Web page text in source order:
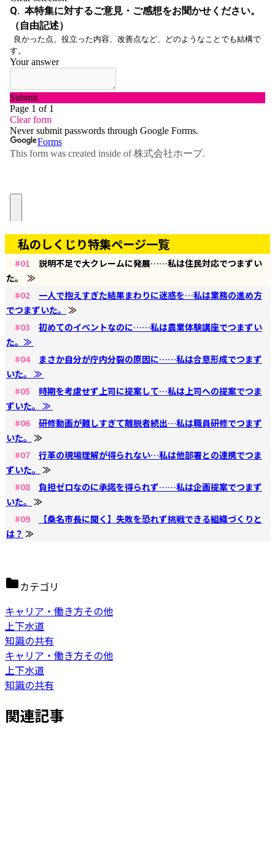
私のしくじり特集ページ一覧
#01
説明不足で大クレームに発展……私は住民対応でつまずい
た。
≫
#02
一人で抱えすぎた結果まわりに迷惑を…私は業務の進め方
でつまずいた。 ≫
#03
初めてのイベントなのに……私は農業体験講座でつまずい
た。≫
#04
まさか自分が庁内分裂の原因に……私は合意形成でつまず
いた。 ≫
#05
時期を考慮せず上司に提案して…私は上司への提案でつま
ずいた。 ≫
#06
研修動画が難しすぎて離脱者続出…私は職員研修でつまず
いた。 ≫
#07
行革の現場理解が得られない…私は他部署との連携でつま
ずいた。 ≫
#08
負担ゼロなのに承諾を得られず……私は企画提案でつまず
いた。 ≫
#09
【桑名市長に聞く】失敗を恐れず挑戦できる組織づくりと
は？ ≫
カテゴリ
キャリア・働き方その他
上下水道
知識の共有
キャリア・働き方その他
上下水道
知識の共有
関連記事